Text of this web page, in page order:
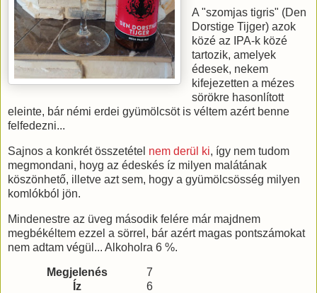
A "szomjas tigris" (Den
Dorstige Tijger) azok
közé az IPA-k közé
tartozik, amelyek
édesek, nekem
kifejezetten a mézes
sörökre hasonlított
eleinte, bár némi erdei gyümölcsöt is véltem azért benne
felfedezni...
Sajnos a konkrét összetétel nem derül ki, így nem tudom
megmondani, hoyg az édeskés íz milyen malátának
köszönhető, illetve azt sem, hogy a gyümölcsösség milyen
komlókból jön.
Mindenestre az üveg második felére már majdnem
megbékéltem ezzel a sörrel, bár azért magas pontszámokat
nem adtam végül... Alkoholra 6 %.
Megjelenés
7
Íz
6